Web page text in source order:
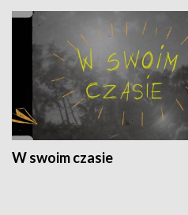
W swoim czasie